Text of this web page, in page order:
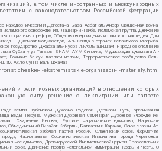
в том числе иностранных и международных
с законодательством Российской Федерации
Ичкерии и Дагестана, База, Асбат аль-Ансар, Священная война,
исламского освобождения, Лашкар-И-Тайба, Исламская группа, Движение
социальных реформ, Общество возрождения исламского наследия, Дом
– Джамаат моджахедов, Аль-Каида в странах исламского Магриба,
государство, Джабха аль-Нусра ли-Ахль аш-Шам, Народное ополчение
Субхану уа Тагьаля SHAM, АУМ Синрике, Муджахеды джамаата Ат-
Рохнамо ба суи давлати исломи, Террористическое сообщество Сеть,
Шам, Ахлю Сунна Валь Джамаа
i-ekstremistskie-organizacii-i-materialy.html
и религиозных организаций в отношении которых
силу решение о ликвидации или запрете
земли Кубанской Духовно Родовой Державы Русь, организация
Веды Перуна, Мужская Духовная Семинария Духовное Учреждение,
Свидетели Иеговы, Русское национальное единство, Национал-
Объединенный Вилайат Кабарды, Балкарии и Карачая, Союз славян, Ат-
рабочая партия России, Славянский союз, Формат-18,
Национальная Социалистическая Инициатива города Череповца,
единство, Древнерусской Инглистической церкви Православных
союз, Движение против нелегальной иммиграции, Кровь и Честь, О